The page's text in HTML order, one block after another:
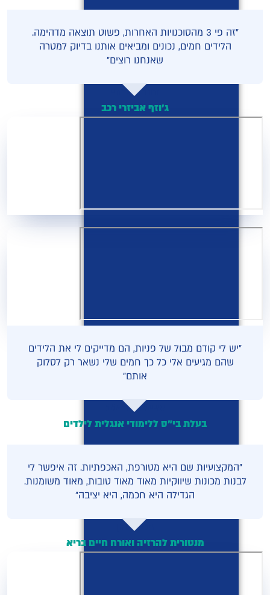
"זה פי 3 מהסוכנויות האחרות, פשוט תוצאה מדהימה.
הלידים חמים, נכונים ומביאים אותנו בדיוק למטרה
שאנחנו רוצים"
דוד מזרחי
ג'וזף אביזרי רכב
"יש לי קודם מבול של פניות, הם מדייקים לי את הלידים
שהם מגיעים אלי כל כך חמים שלי נשאר רק לסלוק
אותם"
איילה בר-לב
בעלת בי"ס ללימודי אנגלית לילדים
"המקצועיות שם היא מטורפת, האכפתיות. זה איפשר לי
לבנות מכונות שיווקיות מאוד מאוד טובות, מאוד משומנות.
הגדילה היא חכמה, היא יציבה"
מזל כהן
מנטורית להרזיה ואורח חיים בריא